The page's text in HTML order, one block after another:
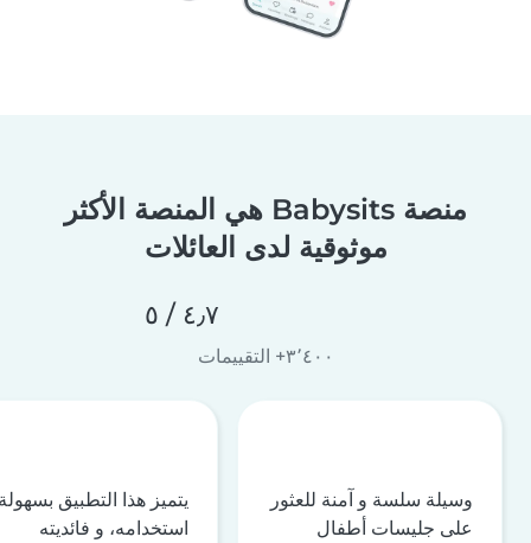
منصة Babysits هي المنصة الأكثر
موثوقية لدى العائلات
٤٫٧ / ٥
٣٬٤٠٠+ التقييمات
وسيلة سلسة و آمنة للعثور
على جليسات أطفال
يتميز هذا التطبيق بسهولة
استخدامه، و فائديته